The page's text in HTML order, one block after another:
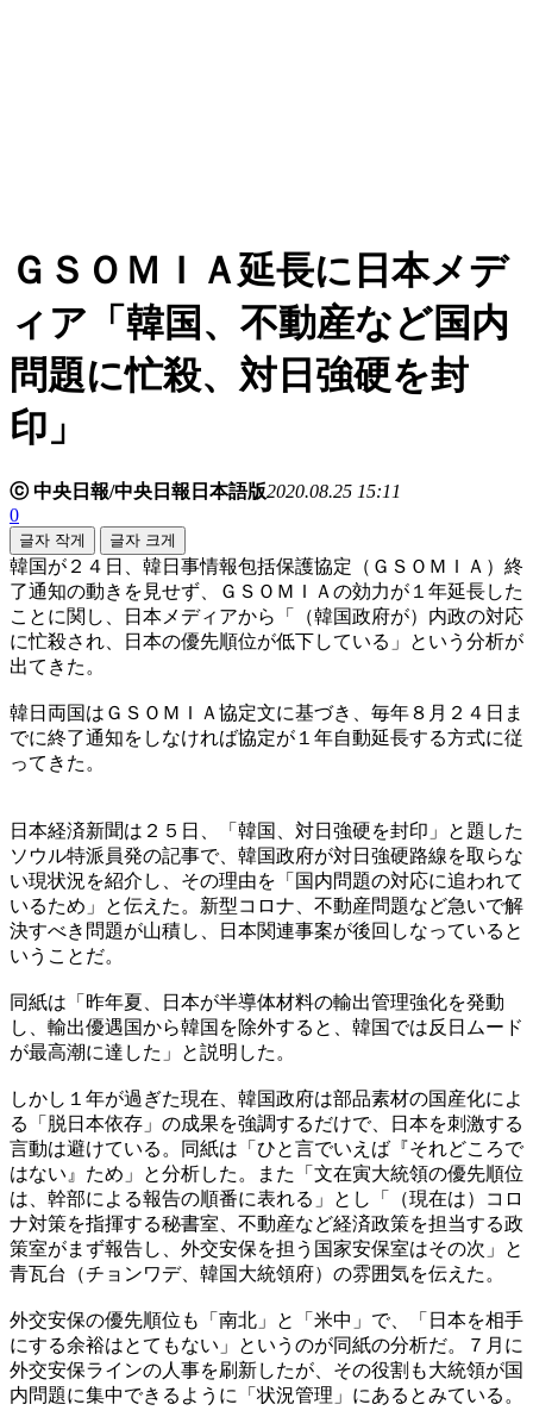
ＧＳＯＭＩＡ延長に日本メデ
ィア「韓国、不動産など国内
問題に忙殺、対日強硬を封
印」
ⓒ 中央日報/中央日報日本語版2020.08.25 15:11
0
글자 작게 글자 크게
韓国が２４日、韓日事情報包括保護協定（ＧＳＯＭＩＡ）終
了通知の動きを見せず、ＧＳＯＭＩＡの効力が１年延長した
ことに関し、日本メディアから「（韓国政府が）内政の対応
に忙殺され、日本の優先順位が低下している」という分析が
出てきた。
韓日両国はＧＳＯＭＩＡ協定文に基づき、毎年８月２４日ま
でに終了通知をしなければ協定が１年自動延長する方式に従
ってきた。
日本経済新聞は２５日、「韓国、対日強硬を封印」と題した
ソウル特派員発の記事で、韓国政府が対日強硬路線を取らな
い現状況を紹介し、その理由を「国内問題の対応に追われて
いるため」と伝えた。新型コロナ、不動産問題など急いで解
決すべき問題が山積し、日本関連事案が後回しなっていると
いうことだ。
同紙は「昨年夏、日本が半導体材料の輸出管理強化を発動
し、輸出優遇国から韓国を除外すると、韓国では反日ムード
が最高潮に達した」と説明した。
しかし１年が過ぎた現在、韓国政府は部品素材の国産化によ
る「脱日本依存」の成果を強調するだけで、日本を刺激する
言動は避けている。同紙は「ひと言でいえば『それどころで
はない』ため」と分析した。また「文在寅大統領の優先順位
は、幹部による報告の順番に表れる」とし「（現在は）コロ
ナ対策を指揮する秘書室、不動産など経済政策を担当する政
策室がまず報告し、外交安保を担う国家安保室はその次」と
青瓦台（チョンワデ、韓国大統領府）の雰囲気を伝えた。
外交安保の優先順位も「南北」と「米中」で、「日本を相手
にする余裕はとてもない」というのが同紙の分析だ。７月に
外交安保ラインの人事を刷新したが、その役割も大統領が国
内問題に集中できるように「状況管理」にあるとみている。